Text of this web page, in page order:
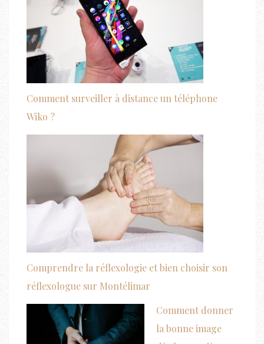
Comment surveiller à distance un téléphone
Wiko ?
Comprendre la réflexologie et bien choisir son
réflexologue sur Montélimar
Comment donner
la bonne image